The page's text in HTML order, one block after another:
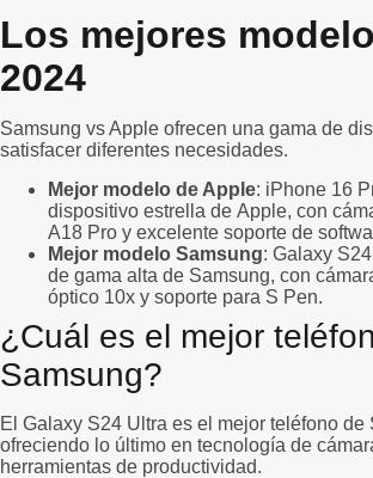
Los mejores
2024
Samsung vs Apple ofrecen una gama de
satisfacer diferentes necesidades.
Mejor modelo de Apple: iPhone 16
dispositivo estrella de Apple, con
A18 Pro y excelente soporte de
Mejor modelo Samsung: Galaxy
de gama alta de Samsung, con
óptico 10x y soporte para S Pen.
¿Cuál es el mejor
Samsung?
El Galaxy S24 Ultra es el mejor teléfono de
ofreciendo lo último en tecnología de
herramientas de productividad.